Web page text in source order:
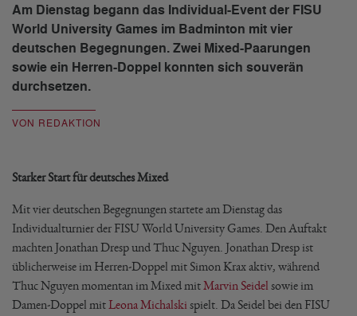
Am Dienstag begann das Individual-Event der FISU
World University Games im Badminton mit vier
deutschen Begegnungen. Zwei Mixed-Paarungen
sowie ein Herren-Doppel konnten sich souverän
durchsetzen.
VON REDAKTION
Starker Start für deutsches Mixed
Mit vier deutschen Begegnungen startete am Dienstag das
Individualturnier der FISU World University Games. Den Auftakt
machten Jonathan Dresp und Thuc Nguyen. Jonathan Dresp ist
üblicherweise im Herren-Doppel mit Simon Krax aktiv, während
Thuc Nguyen momentan im Mixed mitMarvin Seidel sowie im
Damen-Doppel mit Leona Michalski spielt. Da Seidel bei den FISU